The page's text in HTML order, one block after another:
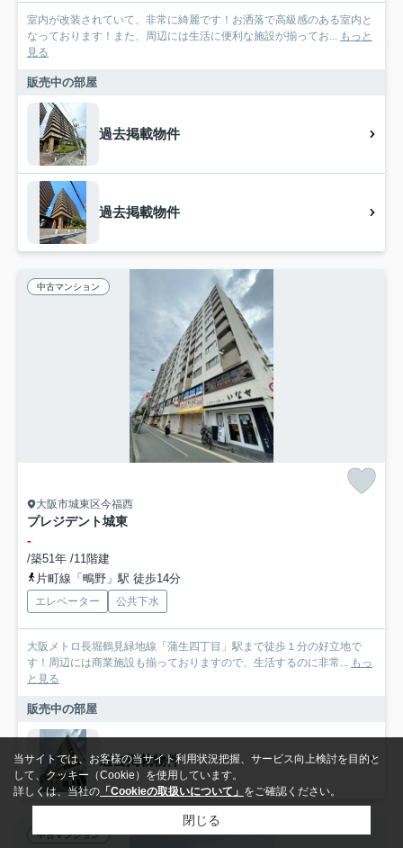
室内が改装されていて、非常に綺麗です！お洒落で高級感のある室内と
なっております！また、周辺には生活に便利な施設が揃ってお...
もっと
見る
販売中の部屋
過去掲載物件
過去掲載物件
中古マンション
大阪市城東区今福西
プレジデント城東
-
/築51年 /11階建
片町線「鴫野」駅 徒歩14分
エレベーター 公共下水
大阪メトロ長堀鶴見緑地線「蒲生四丁目」駅まで徒歩１分の好立地で
す！周辺には商業施設も揃っておりますので、生活するのに非常...
もっ
と見る
販売中の部屋
過去掲載物件
中古マンション
当サイトでは、お客様の当サイト利用状況把握、サービス向上検討を目的と
して、クッキー（Cookie）を使用しています。
詳しくは、当社の 「Cookieの取扱いについて」 をご確認ください。
閉じる